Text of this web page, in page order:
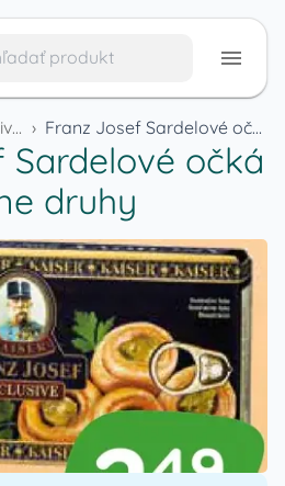
Konzervy a trvanlivé potraviny › Franz Josef Sardelové očká rôzne druhy
Sardelové očká
druhy